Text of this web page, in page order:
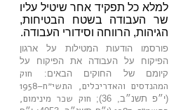
למלא כל תפקיד אחר שיטיל עליו
שר העבודה בשטח הבטיחות,
הגיהות, הרווחה וסידורי העבודה.
פורסמו הודעות המטילות על ארגון
הפיקוח על העבודה את הפיקוח על
קיומם של החוקים הבאים: חוק
המהנדסים והאדריכלים, התשי״ח–1958
(י״פ תשנ״ב, 36);
חוק שכר מינימום,